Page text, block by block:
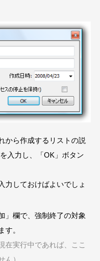
から作成するリストの説
入力し、「OK」ボタン
力しておけばよいでしょ
」欄で、強制終了の対象
す。
在実行中であれば、ここ